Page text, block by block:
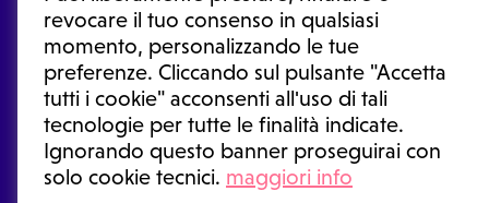
revocare il tuo consenso in qualsiasi
momento, personalizzando le tue
preferenze. Cliccando sul pulsante "Accetta
tutti i cookie" acconsenti all'uso di tali
tecnologie per tutte le finalità indicate.
Ignorando questo banner proseguirai con
solo cookie tecnici. maggiori info
medicina generale o uno specialista.
Condizioni di utilizzo|Privacy Policy |Gestione cookie
Ⓒ 2026 | Tutti i diritti riservati.